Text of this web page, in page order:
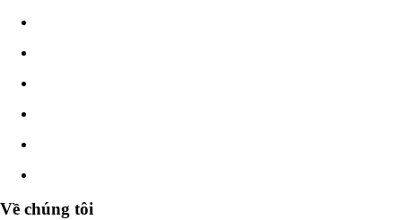
Về chúng tôi